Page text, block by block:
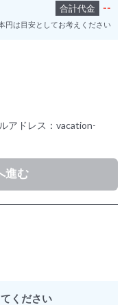
合計代金 --
円は目安としてお考えください
アドレス：vacation-
進む
ください